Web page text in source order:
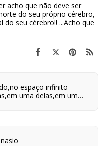
acho que não deve ser
do seu próprio cérebro,
seu cérebro!! ...Acho que
espaço infinito
uma delas,em um